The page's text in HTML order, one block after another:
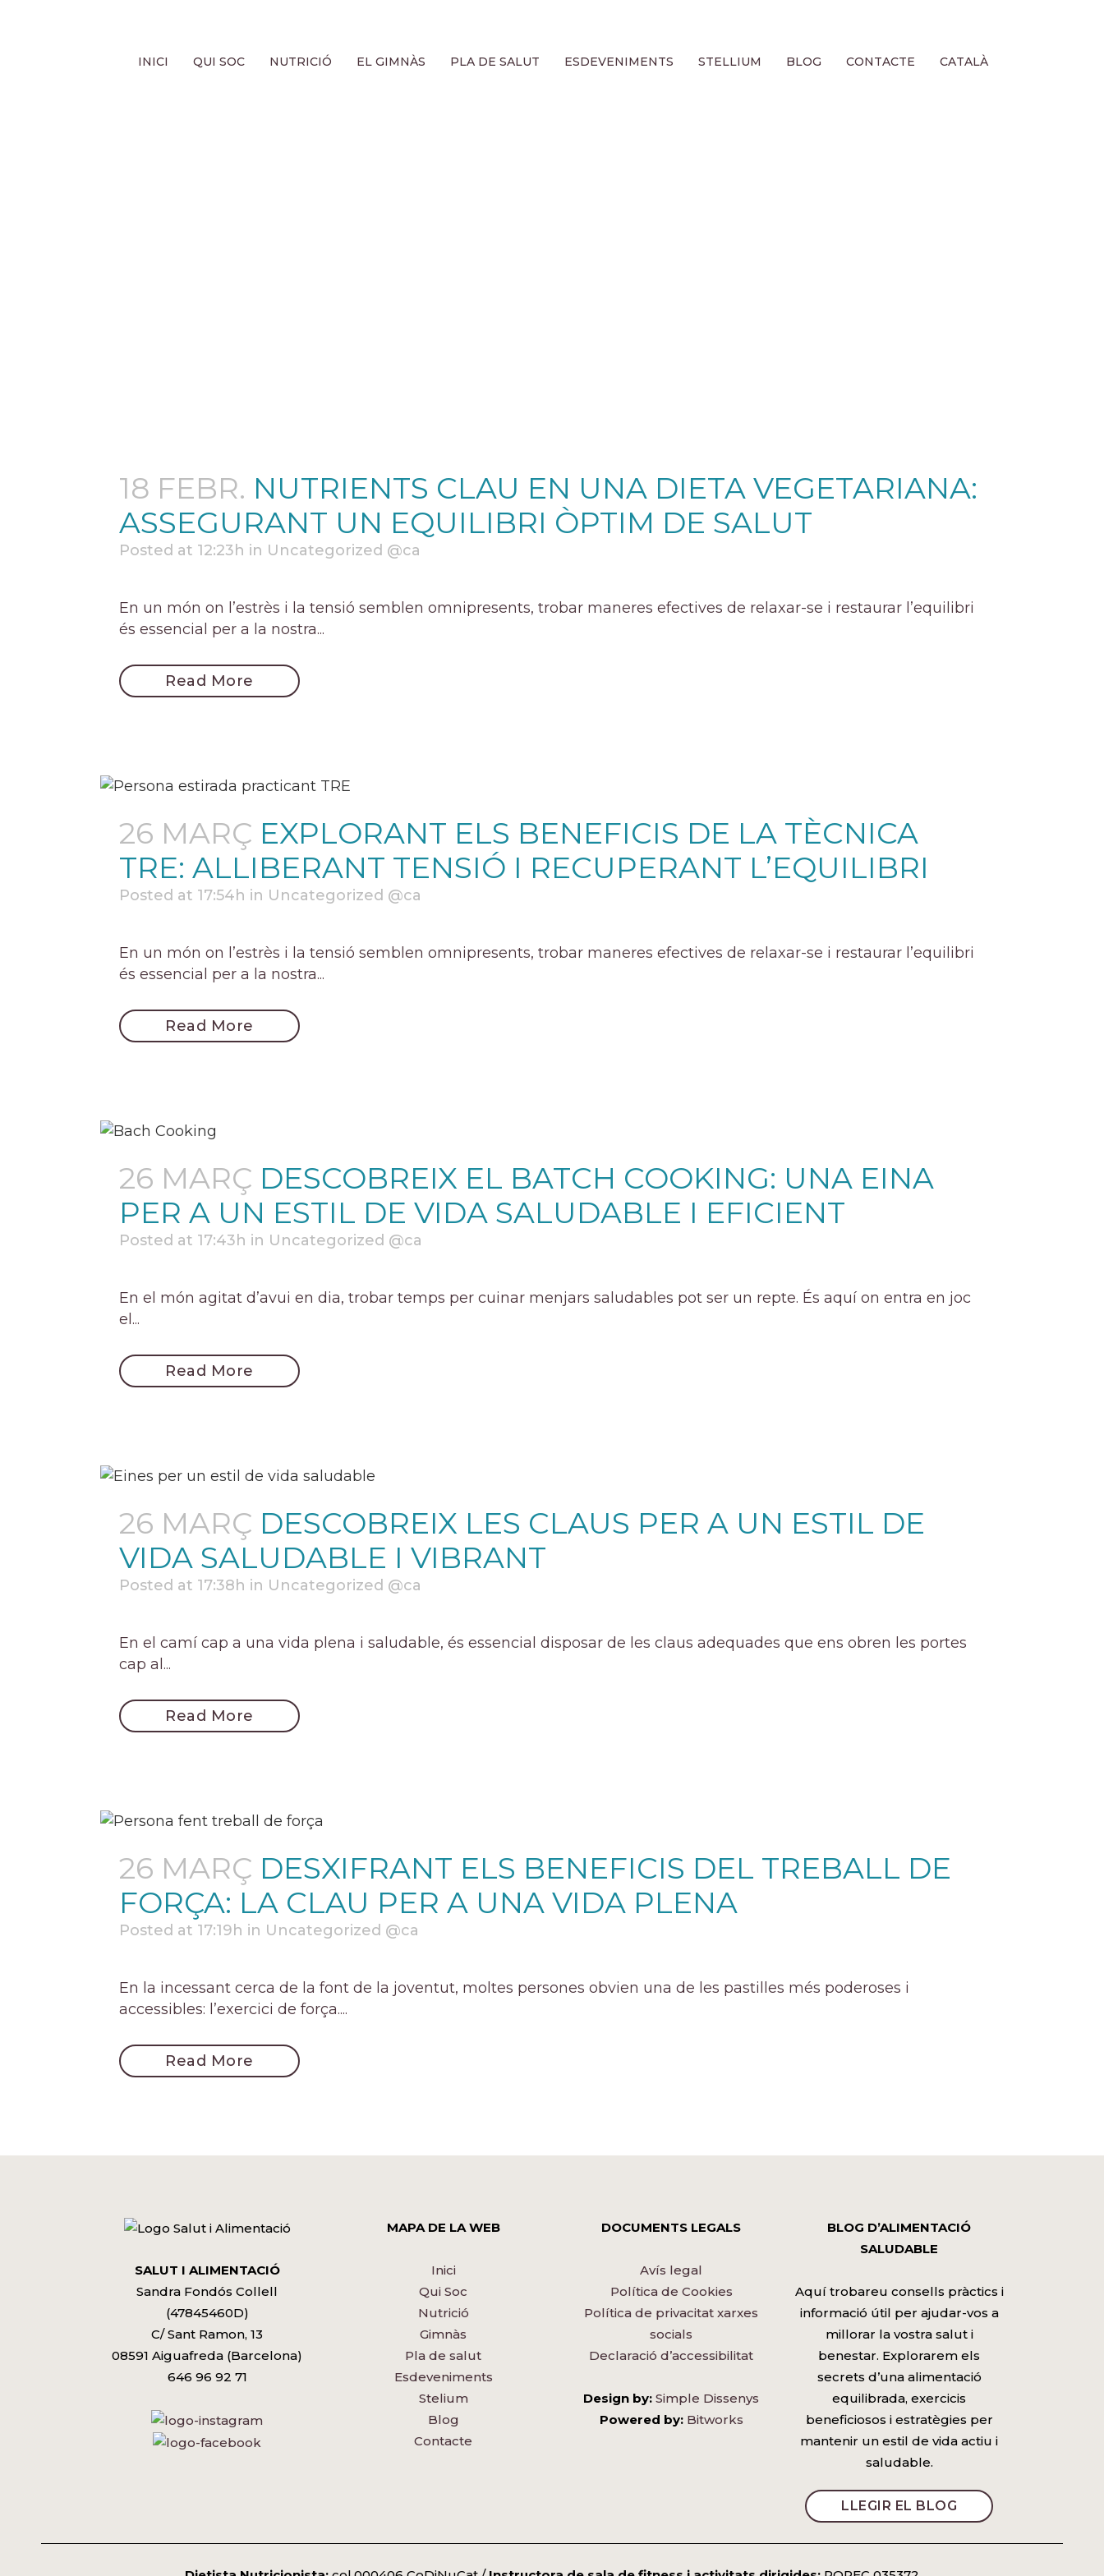
INICI QUI SOC NUTRICIÓ EL GIMNÀS PLA DE SALUT ESDEVENIMENTS STELLIUM BLOG CONTACTE CATALÀ
18 FEBR. NUTRIENTS CLAU EN UNA DIETA VEGETARIANA:
ASSEGURANT UN EQUILIBRI ÒPTIM DE SALUT
Posted at 12:23h in Uncategorized @ca
En un món on l’estrès i la tensió semblen omnipresents, trobar maneres efectives de relaxar-se i restaurar l’equilibri
és essencial per a la nostra...
Read More
26 MARÇ EXPLORANT ELS BENEFICIS DE LA TÈCNICA
TRE: ALLIBERANT TENSIÓ I RECUPERANT L’EQUILIBRI
Posted at 17:54h in Uncategorized @ca
En un món on l’estrès i la tensió semblen omnipresents, trobar maneres efectives de relaxar-se i restaurar l’equilibri
és essencial per a la nostra...
Read More
26 MARÇ DESCOBREIX EL BATCH COOKING: UNA EINA
PER A UN ESTIL DE VIDA SALUDABLE I EFICIENT
Posted at 17:43h in Uncategorized @ca
En el món agitat d’avui en dia, trobar temps per cuinar menjars saludables pot ser un repte. És aquí on entra en joc
el...
Read More
26 MARÇ DESCOBREIX LES CLAUS PER A UN ESTIL DE
VIDA SALUDABLE I VIBRANT
Posted at 17:38h in Uncategorized @ca
En el camí cap a una vida plena i saludable, és essencial disposar de les claus adequades que ens obren les portes
cap al...
Read More
26 MARÇ DESXIFRANT ELS BENEFICIS DEL TREBALL DE
FORÇA: LA CLAU PER A UNA VIDA PLENA
Posted at 17:19h in Uncategorized @ca
En la incessant cerca de la font de la joventut, moltes persones obvien una de les pastilles més poderoses i
accessibles: l’exercici de força....
Read More
SALUT I ALIMENTACIÓ
Sandra Fondós Collell
(47845460D)
C/ Sant Ramon, 13
08591 Aiguafreda (Barcelona)
646 96 92 71
MAPA DE LA WEB
Inici
Qui Soc
Nutrició
Gimnàs
Pla de salut
Esdeveniments
Stelium
Blog
Contacte
DOCUMENTS LEGALS
Avís legal
Política de Cookies
Política de privacitat xarxes
socials
Declaració d’accessibilitat
Design by: Simple Dissenys
Powered by: Bitworks
BLOG D’ALIMENTACIÓ
SALUDABLE
Aquí trobareu consells pràctics i
informació útil per ajudar-vos a
millorar la vostra salut i
benestar. Explorarem els
secrets d’una alimentació
equilibrada, exercicis
beneficiosos i estratègies per
mantenir un estil de vida actiu i
saludable.
LLEGIR EL BLOG